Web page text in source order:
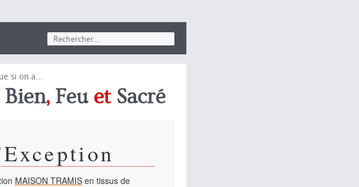
si on a...
Bien, Feuet Sacré
MAISON TRAMIS en tissus de